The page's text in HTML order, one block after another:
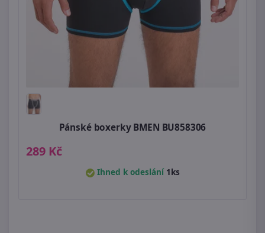
Pánské boxerky BMEN BU858306
289 Kč
Ihned k odeslání 1ks